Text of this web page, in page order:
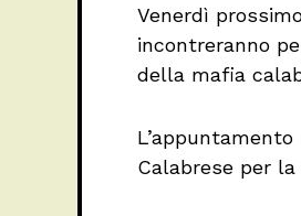
Venerdì
incontreranno
della mafia
Calabrese per